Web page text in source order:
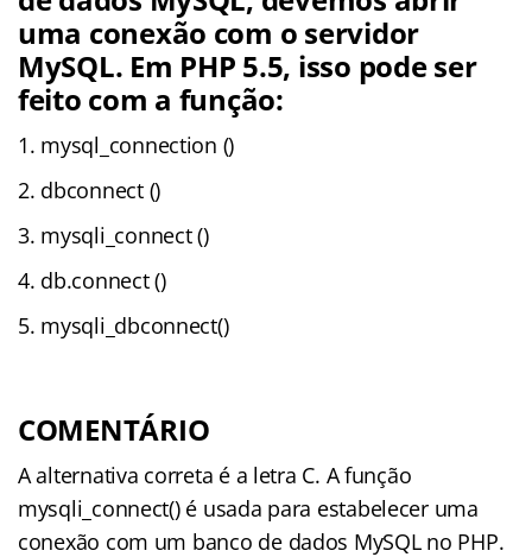
uma conexão com o servidor
MySQL. Em PHP 5.5, isso pode ser
feito com a função:
mysql_connection ()
dbconnect ()
mysqli_connect ()
db.connect ()
mysqli_dbconnect()
COMENTÁRIO
A alternativa correta é a letra C. A função
mysqli_connect() é usada para estabelecer uma
conexão com um banco de dados MySQL no PHP.